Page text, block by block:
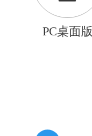
PC桌面版